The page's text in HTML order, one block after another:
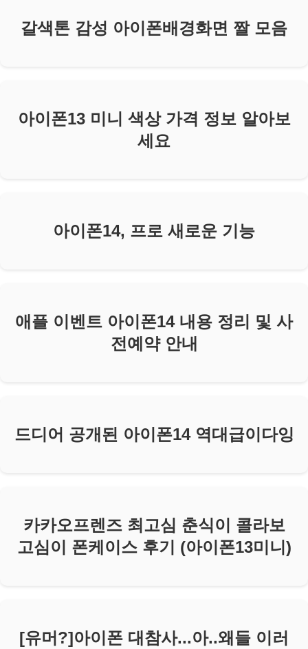
갈색톤 감성 아이폰배경화면 짤 모음
아이폰13 미니 색상 가격 정보 알아보
세요
아이폰14, 프로 새로운 기능
애플 이벤트 아이폰14 내용 정리 및 사
전예약 안내
드디어 공개된 아이폰14 역대급이다잉
카카오프렌즈 최고심 춘식이 콜라보
고심이 폰케이스 후기 (아이폰13미니)
[유머?]아이폰 대참사...아..왜들 이러